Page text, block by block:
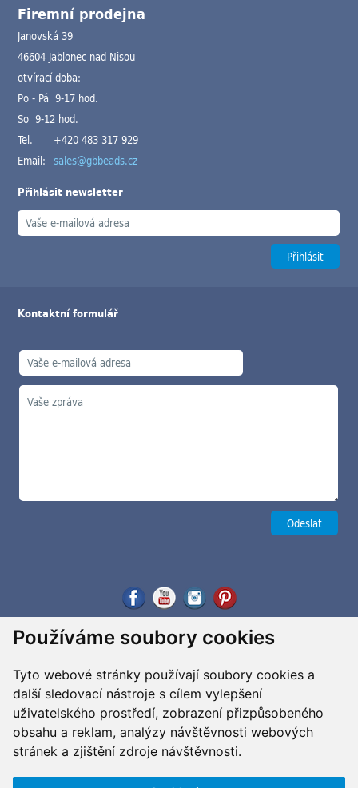
Používáme soubory cookies
Tyto webové stránky používají soubory cookies a
další sledovací nástroje s cílem vylepšení
uživatelského prostředí, zobrazení přizpůsobeného
obsahu a reklam, analýzy návštěvnosti webových
stránek a zjištění zdroje návštěvnosti.
Firemní prodejna
Janovská 39
46604 Jablonec nad Nisou
otvírací doba:
Po - Pá 9-17 hod.
So 9-12 hod.
Tel.
+420 483 317 929
Email: sales@gbbeads.cz
Přihlásit newsletter
Kontaktní formulář